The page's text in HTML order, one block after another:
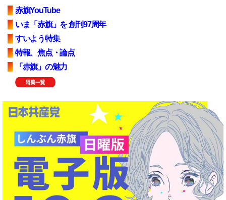
赤旗YouTube
いま「赤旗」を 創刊97周年
すいよう特集
特報、焦点・論点
「赤旗」の魅力